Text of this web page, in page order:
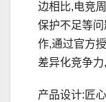
边相比,电竞
保护不足等
作,通过官方
差异化竞争力
产品设计:匠